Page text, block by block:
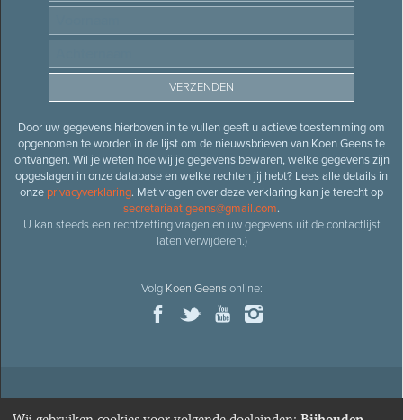
Door uw gegevens hierboven in te vullen geeft u actieve toestemming om
opgenomen te worden in de lijst om de nieuwsbrieven van Koen Geens te
ontvangen. Wil je weten hoe wij je gegevens bewaren, welke gegevens zijn
opgeslagen in onze database en welke rechten jij hebt? Lees alle details in
onze privacyverklaring. Met vragen over deze verklaring kan je terecht op
secretariaat.geens@gmail.com.
U kan steeds een rechtzetting vragen en uw gegevens uit de contactlijst
laten verwijderen.)
Volg Koen Geensonline:
© 2026Oud-minister en ere-volksvertegenwoordiger Koen